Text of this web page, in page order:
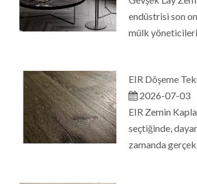
endüstrisi son
mülk yöneticileri
EIR Döşeme
2026-07-03
EIR Zemin
seçtiğinde,
zamanda